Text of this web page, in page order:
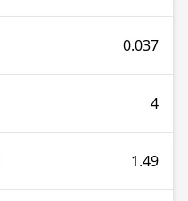
0.037
4
1.49